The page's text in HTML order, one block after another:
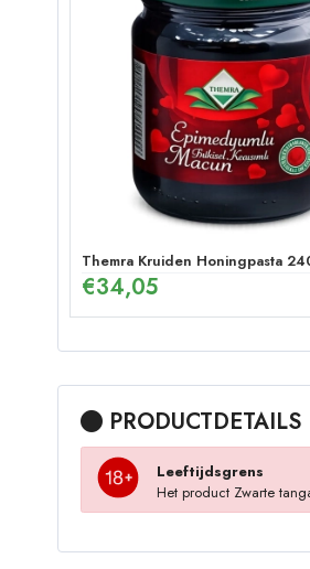
Themra Kruiden Honingpasta
€34,05
PRODUCTDETAILS
Leeftijdsgrens
Het product Zwarte